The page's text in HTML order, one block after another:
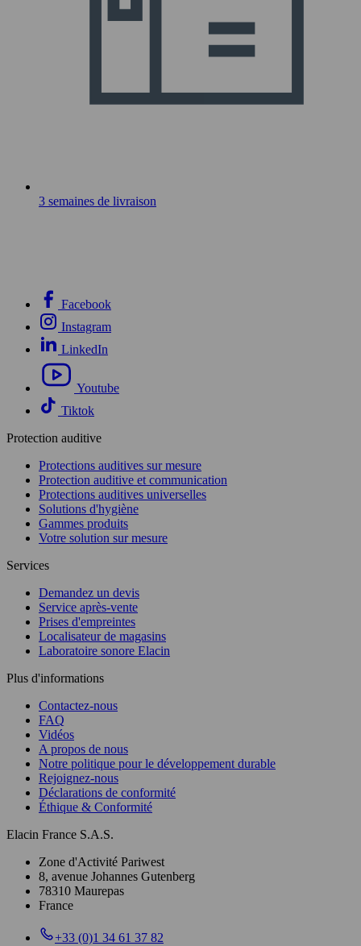
3 semaines de livraison
Facebook
Instagram
LinkedIn
Youtube
Tiktok
Protection auditive
Protections auditives sur mesure
Protection auditive et communication
Protections auditives universelles
Solutions d'hygiène
Gammes produits
Votre solution sur mesure
Services
Demandez un devis
Service après-vente
Prises d'empreintes
Localisateur de magasins
Laboratoire sonore Elacin
Plus d'informations
Contactez-nous
FAQ
Vidéos
A propos de nous
Notre politique pour le développement durable
Rejoignez-nous
Déclarations de conformité
Éthique & Conformité
Elacin France S.A.S.
Zone d'Activité Pariwest
8, avenue Johannes Gutenberg
78310 Maurepas
France
+33 (0)1 34 61 37 82